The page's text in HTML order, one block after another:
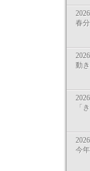
春
動
「
今